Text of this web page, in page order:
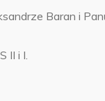
Baran i
II i I.